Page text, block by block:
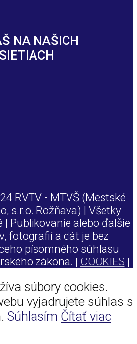
NA NAŠICH
RVTV - MTVŠ (Mestské
s.r.o. Rožňava) | Všetky
| Publikovanie alebo ďalšie
fotografií a dát je bez
písomného súhlasu
zákona. | COOKIES |
súbory cookies.
vyjadrujete súhlas s
Súhlasím Čítať viac